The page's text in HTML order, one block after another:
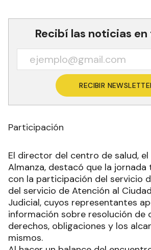
Recibí las noticias
RECIBIR
Participación
El director del centro de salud,
Almanza, destacó que la
con la participación del servicio
del servicio de Atención al
Judicial, cuyos representantes
información sobre resolución de
derechos, obligaciones y los
mismos.